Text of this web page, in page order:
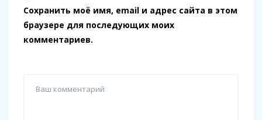
Сохранить моё имя, email и адрес сайта в этом
браузере для последующих моих
комментариев.